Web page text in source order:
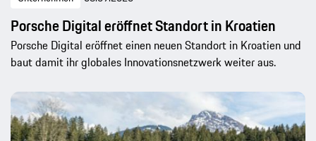
Porsche Digital eröffnet Standort in Kroatien
Porsche Digital eröffnet einen neuen Standort in Kroatien und
baut damit ihr globales Innovationsnetzwerk weiter aus.